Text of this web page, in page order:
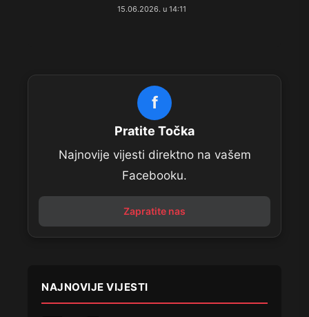
15.06.2026. u 14:11
f
Pratite Točka
Najnovije vijesti direktno na vašem
Facebooku.
Zapratite nas
NAJNOVIJE VIJESTI